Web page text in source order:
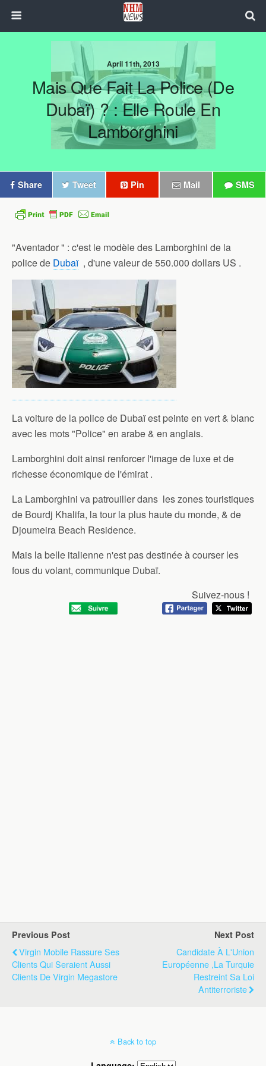
April 11th, 2013
Mais Que Fait La Police (de
Dubaï) ? : Elle Roule En
Lamborghini
Share Tweet Pin Mail SMS
"Aventador " : c'est le modèle des Lamborghini de la
police de Dubaï, d'une valeur de 550.000 dollars US .
La voiture de la police de Dubaï est peinte en vert & blanc
avec les mots "Police" en arabe & en anglais.
Lamborghini doit ainsi renforcer l'image de luxe et de
richesse économique de l'émirat .
La Lamborghini va patrouiller dans les zones touristiques
de Bourdj Khalifa, la tour la plus haute du monde, & de
Djoumeira Beach Residence.
Mais la belle italienne n'est pas destinée à courser les
fous du volant, communique Dubaï.
Suivez-nous !
Previous Post
Virgin Mobile Rassure Ses
Clients Qui Seraient Aussi
Clients De Virgin Megastore
Next Post
Candidate À L'Union
Européenne ,la Turquie
Restreint Sa Loi
Antiterroriste
Back to top